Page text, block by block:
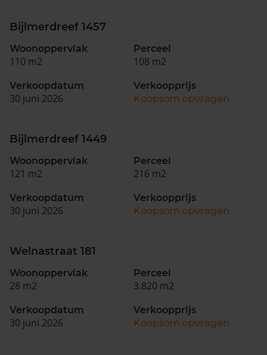
Bijlmerdreef 1457
Woonoppervlak
110 m2
Perceel
108 m2
Verkoopdatum
30 juni 2026
Verkoopprijs
Koopsom opvragen
Bijlmerdreef 1449
Woonoppervlak
121 m2
Perceel
216 m2
Verkoopdatum
30 juni 2026
Verkoopprijs
Koopsom opvragen
Welnastraat 181
Woonoppervlak
28 m2
Perceel
3.820 m2
Verkoopdatum
30 juni 2026
Verkoopprijs
Koopsom opvragen